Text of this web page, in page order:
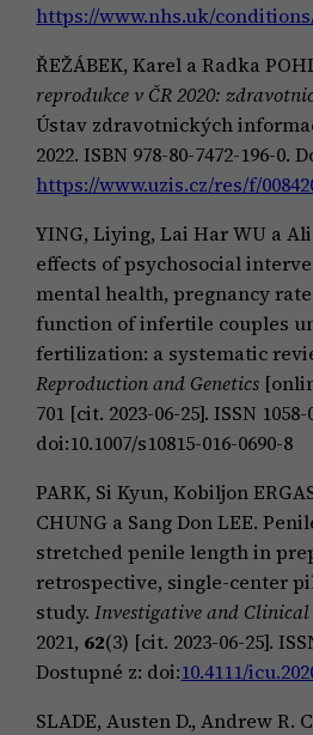
https://www.nhs.uk/
ŘEŽÁBEK, Karel a Radka
reprodukce v ČR 2020:
Ústav zdravotnických
2022. ISBN 978-80-7472-196-0.
https://www.uzis.cz/res/f/
YING, Liying, Lai Har WU a
effects of psychosocial
mental health, pregnancy
function of infertile couples
fertilization: a systematic
Reproduction and Genetics
701 [cit. 2023-06-25]. ISSN
doi:10.1007/s10815-016-0690-8
PARK, Si Kyun, Kobiljon
CHUNG a Sang Don LEE.
stretched penile length in
retrospective, single-center
study.Investigative and
2021, 62(3) [cit. 2023-06-25].
Dostupné z: doi:10.4111/
SLADE, Austen D., Andrew R.